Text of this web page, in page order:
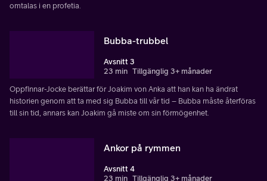
omtalas i en profetia.
Bubba-trubbel
Avsnitt 3
23 min Tillgänglig 3+ månader
Oppfinnar-Jocke berättar för Joakim von Anka att han kan ha ändrat
historien genom att ta med sig Bubba till vår tid – Bubba måste återföras
till sin tid, annars kan Joakim gå miste om sin förmögenhet.
Ankor på rymmen
Avsnitt 4
23 min Tillgänglig 3+ månader